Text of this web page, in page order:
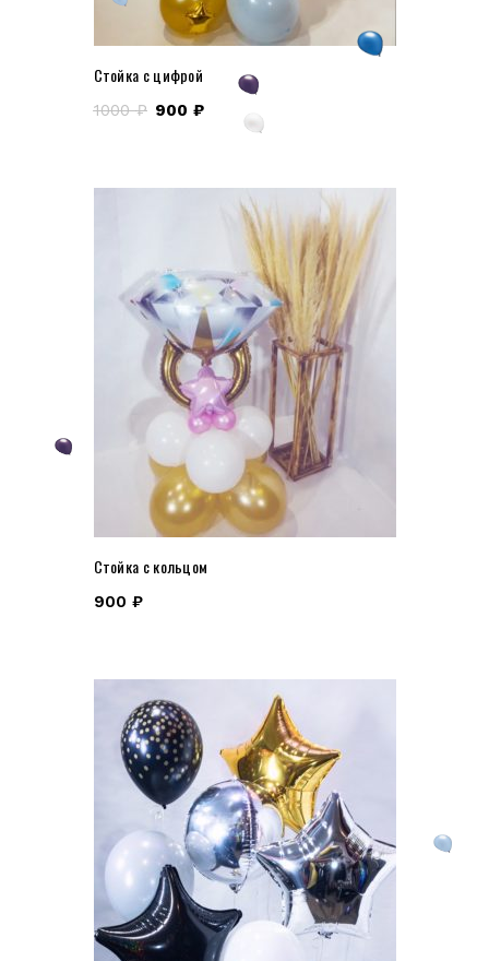
Стойка с цифрой
1000₽ 900 ₽
Стойка с кольцом
900₽